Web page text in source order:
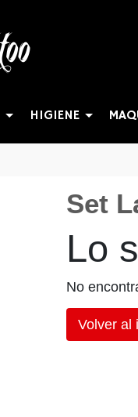
HIGIENE
Set
Lo
No
Volver al